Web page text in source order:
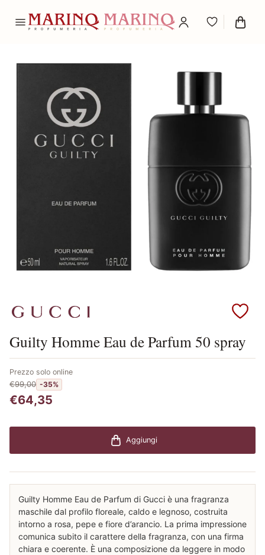
Scopri i prodotti Gucci
Guilty Homme Eau de Parfum 50 spray
Prezzo solo online
€99,00 -35%
€64,35
Aggiungi
Guilty Homme Eau de Parfum di Gucci è una fragranza
maschile dal profilo floreale, caldo e legnoso, costruita
intorno a rosa, pepe e fiore d’arancio. La prima impressione
comunica subito il carattere della fragranza, con una firma
chiara e coerente. È una composizione da leggere in modo